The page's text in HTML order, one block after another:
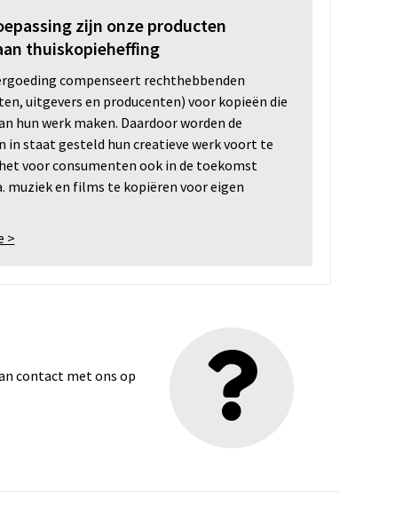
zijn onze producten
thuiskopieheffing
compenseert rechthebbenden
uitgevers en producenten) voor kopieën die
hun werk maken. Daardoor worden de
in staat gesteld hun creatieve werk voort te
voor consumenten ook in de toekomst
muziek en films te kopiëren voor eigen
>
contact met ons op